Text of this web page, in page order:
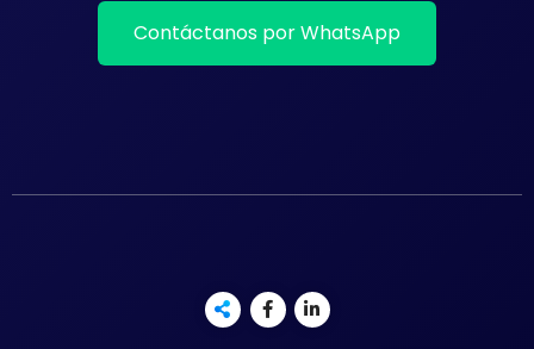
Contáctanos por WhatsApp